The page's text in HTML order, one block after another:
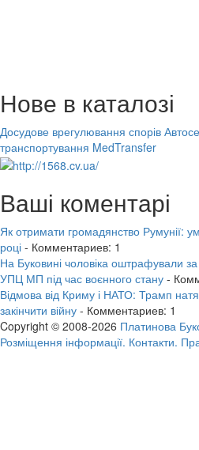
Нове в каталозі
Досудове врегулювання спорів
транспортування MedTransfer
Ваші коментарі
Як отримати громадянство Румунії:
році - Комментариев: 1
На Буковині чоловіка оштрафували за
УПЦ МП під час воєнного стану -
Відмова від Криму і НАТО: Трамп
закінчити війну - Комментариев: 1
Copyright © 2008-2026 Платинова
Розміщення інформації. Контакти.